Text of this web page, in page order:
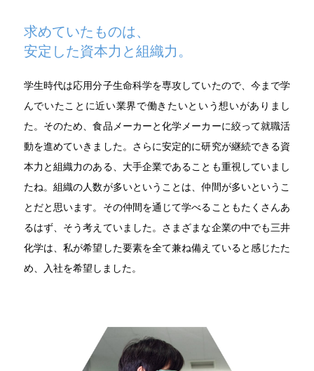
求めていたものは、
安定した資本力と組織力。
学生時代は応用分子生命科学を専攻していたので、今まで学
んでいたことに近い業界で働きたいという想いがありまし
た。そのため、食品メーカーと化学メーカーに絞って就職活
動を進めていきました。さらに安定的に研究が継続できる資
本力と組織力のある、大手企業であることも重視していまし
たね。組織の人数が多いということは、仲間が多いというこ
とだと思います。その仲間を通じて学べることもたくさんあ
るはず、そう考えていました。さまざまな企業の中でも三井
化学は、私が希望した要素を全て兼ね備えていると感じたた
め、入社を希望しました。